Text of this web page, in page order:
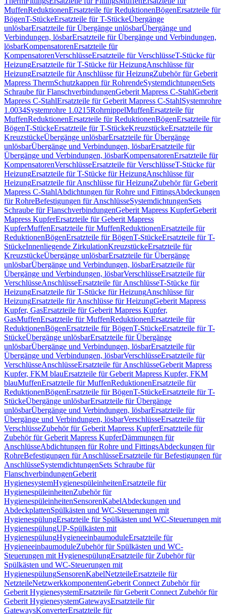
MuffenReduktionenErsatzteile für ReduktionenBögenErsatzteile für
BögenT-StückeErsatzteile für T-StückeÜbergänge
unlösbarErsatzteile für Übergänge unlösbarÜbergänge und
Verbindungen, lösbarErsatzteile für Übergänge und Verbindungen,
lösbarKompensatorenErsatzteile für
KompensatorenVerschlüsseErsatzteile für VerschlüsseT-Stücke für
HeizungErsatzteile für T-Stücke für HeizungAnschlüsse für
HeizungErsatzteile für Anschlüsse für HeizungZubehör für Geberit
Mapress ThermSchutzkappen für RohrendeSystemdichtungenSets
Schraube für FlanschverbindungenGeberit Mapress C-StahlGeberit
Mapress C-StahlErsatzteile für Geberit Mapress C-StahlSystemrohre
1.0034Systemrohre 1.0215RohrnippelMuffenErsatzteile für
MuffenReduktionenErsatzteile für ReduktionenBögenErsatzteile für
BögenT-StückeErsatzteile für T-StückeKreuzstückeErsatzteile für
KreuzstückeÜbergänge unlösbarErsatzteile für Übergänge
unlösbarÜbergänge und Verbindungen, lösbarErsatzteile für
Übergänge und Verbindungen, lösbarKompensatorenErsatzteile für
KompensatorenVerschlüsseErsatzteile für VerschlüsseT-Stücke für
HeizungErsatzteile für T-Stücke für HeizungAnschlüsse für
HeizungErsatzteile für Anschlüsse für HeizungZubehör für Geberit
Mapress C-StahlAbdichtungen für Rohre und FittingsAbdeckungen
für RohreBefestigungen für AnschlüsseSystemdichtungenSets
Schraube für FlanschverbindungenGeberit Mapress KupferGeberit
Mapress KupferErsatzteile für Geberit Mapress
KupferMuffenErsatzteile für MuffenReduktionenErsatzteile für
ReduktionenBögenErsatzteile für BögenT-StückeErsatzteile für T-
StückeInnenliegende ZirkulationKreuzstückeErsatzteile für
KreuzstückeÜbergänge unlösbarErsatzteile für Übergänge
unlösbarÜbergänge und Verbindungen, lösbarErsatzteile für
Übergänge und Verbindungen, lösbarVerschlüsseErsatzteile für
VerschlüsseAnschlüsseErsatzteile für AnschlüsseT-Stücke für
HeizungErsatzteile für T-Stücke für HeizungAnschlüsse für
HeizungErsatzteile für Anschlüsse für HeizungGeberit Mapress
Kupfer, GasErsatzteile für Geberit Mapress Kupfer,
GasMuffenErsatzteile für MuffenReduktionenErsatzteile für
ReduktionenBögenErsatzteile für BögenT-StückeErsatzteile für T-
StückeÜbergänge unlösbarErsatzteile für Übergänge
unlösbarÜbergänge und Verbindungen, lösbarErsatzteile für
Übergänge und Verbindungen, lösbarVerschlüsseErsatzteile für
VerschlüsseAnschlüsseErsatzteile für AnschlüsseGeberit Mapress
Kupfer, FKM blauErsatzteile für Geberit Mapress Kupfer, FKM
blauMuffenErsatzteile für MuffenReduktionenErsatzteile für
ReduktionenBögenErsatzteile für BögenT-StückeErsatzteile für T-
StückeÜbergänge unlösbarErsatzteile für Übergänge
unlösbarÜbergänge und Verbindungen, lösbarErsatzteile für
Übergänge und Verbindungen, lösbarVerschlüsseErsatzteile für
VerschlüsseZubehör für Geberit Mapress KupferErsatzteile für
Zubehör für Geberit Mapress KupferDämmungen für
AnschlüsseAbdichtungen für Rohre und FittingsAbdeckungen für
RohreBefestigungen für AnschlüsseErsatzteile für Befestigungen für
AnschlüsseSystemdichtungenSets Schraube für
FlanschverbindungenGeberit
HygienesystemHygienespüleinheitenErsatzteile für
HygienespüleinheitenZubehör für
HygienespüleinheitenSensorenKabelAbdeckungen und
AbdeckplattenSpülkästen und WC-Steuerungen mit
HygienespülungErsatzteile für Spülkästen und WC-Steuerungen mit
HygienespülungUP-Spülkästen mit
HygienespülungHygieneeinbaumoduleErsatzteile für
HygieneeinbaumoduleZubehör für Spülkästen und WC-
Steuerungen mit HygienespülungErsatzteile für Zubehör für
Spülkästen und WC-Steuerungen mit
HygienespülungSensorenKabelNetzteileErsatzteile für
NetzteileNetzwerkkomponentenGeberit Connect Zubehör für
Geberit HygienesystemErsatzteile für Geberit Connect Zubehör für
Geberit HygienesystemGatewaysErsatzteile für
GatewaysKonverterErsatzteile für